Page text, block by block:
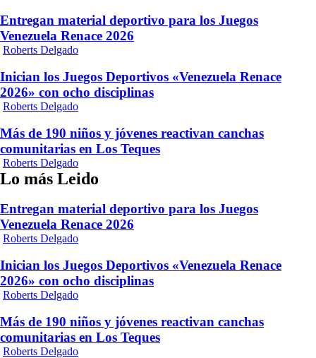
Entregan material deportivo para los Juegos
Venezuela Renace 2026
Roberts Delgado
Inician los Juegos Deportivos «Venezuela Renace
2026» con ocho disciplinas
Roberts Delgado
Más de 190 niños y jóvenes reactivan canchas
comunitarias en Los Teques
Roberts Delgado
Lo más Leido
Entregan material deportivo para los Juegos
Venezuela Renace 2026
Roberts Delgado
Inician los Juegos Deportivos «Venezuela Renace
2026» con ocho disciplinas
Roberts Delgado
Más de 190 niños y jóvenes reactivan canchas
comunitarias en Los Teques
Roberts Delgado